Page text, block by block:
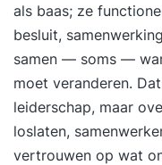
als baas; ze
besluit,
samen — soms —
moet veranderen.
leiderschap, maar
loslaten,
vertrouwen op wat